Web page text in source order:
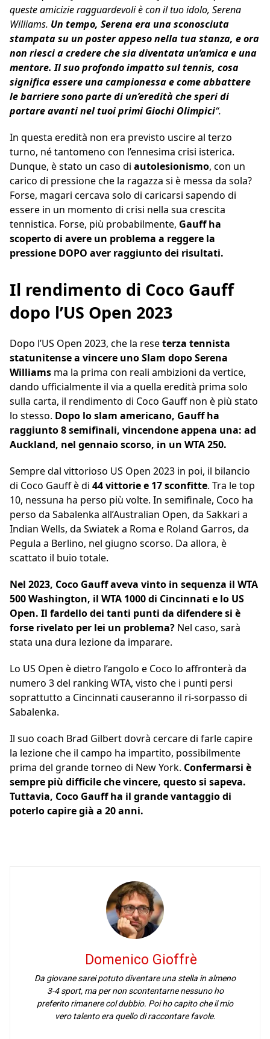
queste amicizie ragguardevoli è con il tuo idolo, Serena
Williams. Un tempo, Serena era una sconosciuta
stampata su un poster appeso nella tua stanza, e ora
non riesci a credere che sia diventata un’amica e una
mentore. Il suo profondo impatto sul tennis, cosa
significa essere una campionessa e come abbattere
le barriere sono parte di un’eredità che speri di
portare avanti nel tuoi primi Giochi Olimpici“.
In questa eredità non era previsto uscire al terzo
turno, né tantomeno con l’ennesima crisi isterica.
Dunque, è stato un caso di autolesionismo, con un
carico di pressione che la ragazza si è messa da sola?
Forse, magari cercava solo di caricarsi sapendo di
essere in un momento di crisi nella sua crescita
tennistica. Forse, più probabilmente, Gauff ha
scoperto di avere un problema a reggere la
pressione DOPO aver raggiunto dei risultati.
Il rendimento di Coco Gauff
dopo l’US Open 2023
Dopo l’US Open 2023, che la reseterza tennista
statunitense a vincere uno Slam dopo Serena
Williams ma la prima con reali ambizioni da vertice,
dando ufficialmente il via a quella eredità prima solo
sulla carta, il rendimento di Coco Gauff non è più stato
lo stesso. Dopo lo slam americano, Gauff ha
raggiunto 8 semifinali, vincendone appena una: ad
Auckland, nel gennaio scorso, in un WTA 250.
Sempre dal vittorioso US Open 2023 in poi, il bilancio
di Coco Gauff è di 44 vittorie e 17 sconfitte. Tra le top
10, nessuna ha perso più volte. In semifinale, Coco ha
perso da Sabalenka all’Australian Open, da Sakkari a
Indian Wells, da Swiatek a Roma e Roland Garros, da
Pegula a Berlino, nel giugno scorso. Da allora, è
scattato il buio totale.
Nel 2023, Coco Gauff aveva vinto in sequenza il WTA
500 Washington, il WTA 1000 di Cincinnati e lo US
Open. Il fardello dei tanti punti da difendere si è
forse rivelato per lei un problema? Nel caso, sarà
stata una dura lezione da imparare.
Lo US Open è dietro l’angolo e Coco lo affronterà da
numero 3 del ranking WTA, visto che i punti persi
soprattutto a Cincinnati causeranno il ri-sorpasso di
Sabalenka.
Il suo coach Brad Gilbert dovrà cercare di farle capire
la lezione che il campo ha impartito, possibilmente
prima del grande torneo di New York. Confermarsi è
sempre più difficile che vincere, questo si sapeva.
Tuttavia, Coco Gauff ha il grande vantaggio di
poterlo capire già a 20 anni.
Domenico Gioffrè
Da giovane sarei potuto diventare una stella in almeno
3-4 sport, ma per non scontentarne nessuno ho
preferito rimanere col dubbio. Poi ho capito che il mio
vero talento era quello di raccontare favole.